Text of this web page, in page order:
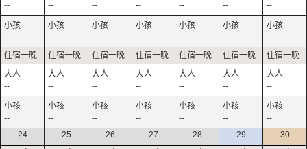
--
--
--
--
--
--
--
--
--
--
--
--
--
--
--
--
--
--
--
--
--
--
--
--
--
--
--
--
24
25 26 27 28 29 30